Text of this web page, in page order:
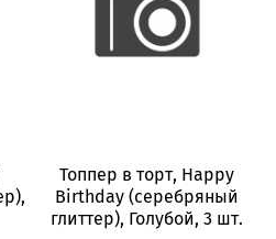
Топпер в торт, Happy
Birthday (серебряный
глиттер), Голубой, 3 шт.